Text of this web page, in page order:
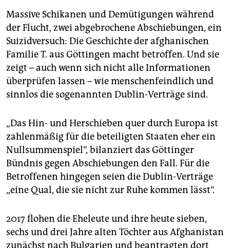
fragen & hilfe
unterstützen
abo
genossenschaft
epaper login
Massive Schikanen und Demütigungen während
der Flucht, zwei abgebrochene Abschiebungen, ein
Suizidversuch: Die Geschichte der afghanischen
Familie T. aus Göttingen macht betroffen. Und sie
zeigt – auch wenn sich nicht alle Informationen
überprüfen lassen – wie menschenfeindlich und
sinnlos die sogenannten Dublin-Verträge sind.
„Das Hin- und Herschieben quer durch Europa ist
zahlenmäßig für die beteiligten Staaten eher ein
Nullsummenspiel“, bilanziert das Göttinger
Bündnis gegen Abschiebungen den Fall. Für die
Betroffenen hingegen seien die Dublin-Verträge
„eine Qual, die sie nicht zur Ruhe kommen lässt“.
2017 flohen die Eheleute und ihre heute sieben,
sechs und drei Jahre alten Töchter aus Afghanistan
zunächst nach Bulgarien und beantragten dort